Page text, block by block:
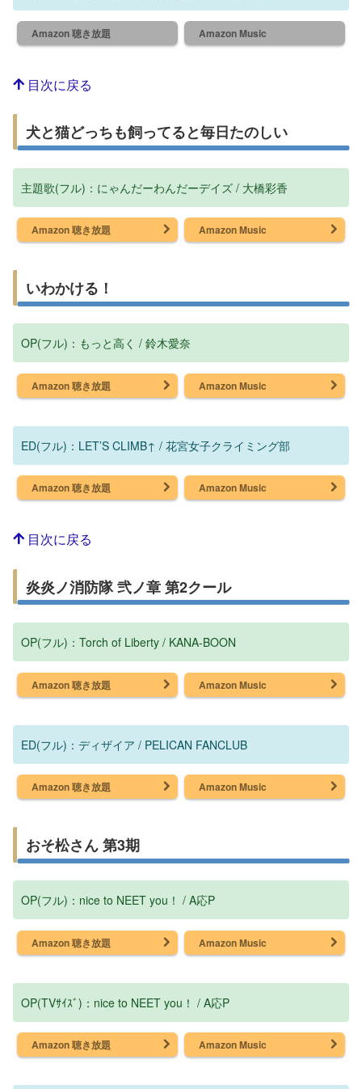
Amazon 聴き放題 Amazon Music
目次に戻る
犬と猫どっちも飼ってると毎日たのしい
主題歌(フル)：にゃんだーわんだーデイズ / 大橋彩香
Amazon 聴き放題 Amazon Music
いわかける！
OP(フル)：もっと高く / 鈴木愛奈
Amazon 聴き放題 Amazon Music
ED(フル)：LET’S CLIMB↑ / 花宮女子クライミング部
Amazon 聴き放題 Amazon Music
目次に戻る
炎炎ノ消防隊 弐ノ章 第2クール
OP(フル)：Torch of Liberty / KANA-BOON
Amazon 聴き放題 Amazon Music
ED(フル)：ディザイア / PELICAN FANCLUB
Amazon 聴き放題 Amazon Music
おそ松さん 第3期
OP(フル)：nice to NEET you！ / A応P
Amazon 聴き放題 Amazon Music
OP(TVｻｲｽﾞ)：nice to NEET you！ / A応P
Amazon 聴き放題 Amazon Music